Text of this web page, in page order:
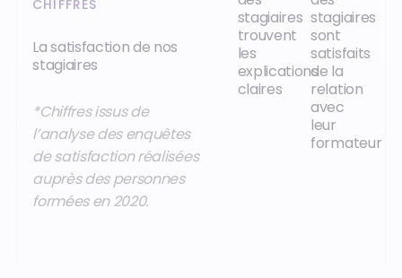
CHIFFRES
La satisfaction de nos
stagiaires
*Chiffres issus de
l’analyse des enquêtes
de satisfaction réalisées
auprès des personnes
formées en 2020.
stagiaires
trouvent
les
explications
claires
stagiaires
sont
satisfaits
de la
relation
avec
leur
formateur